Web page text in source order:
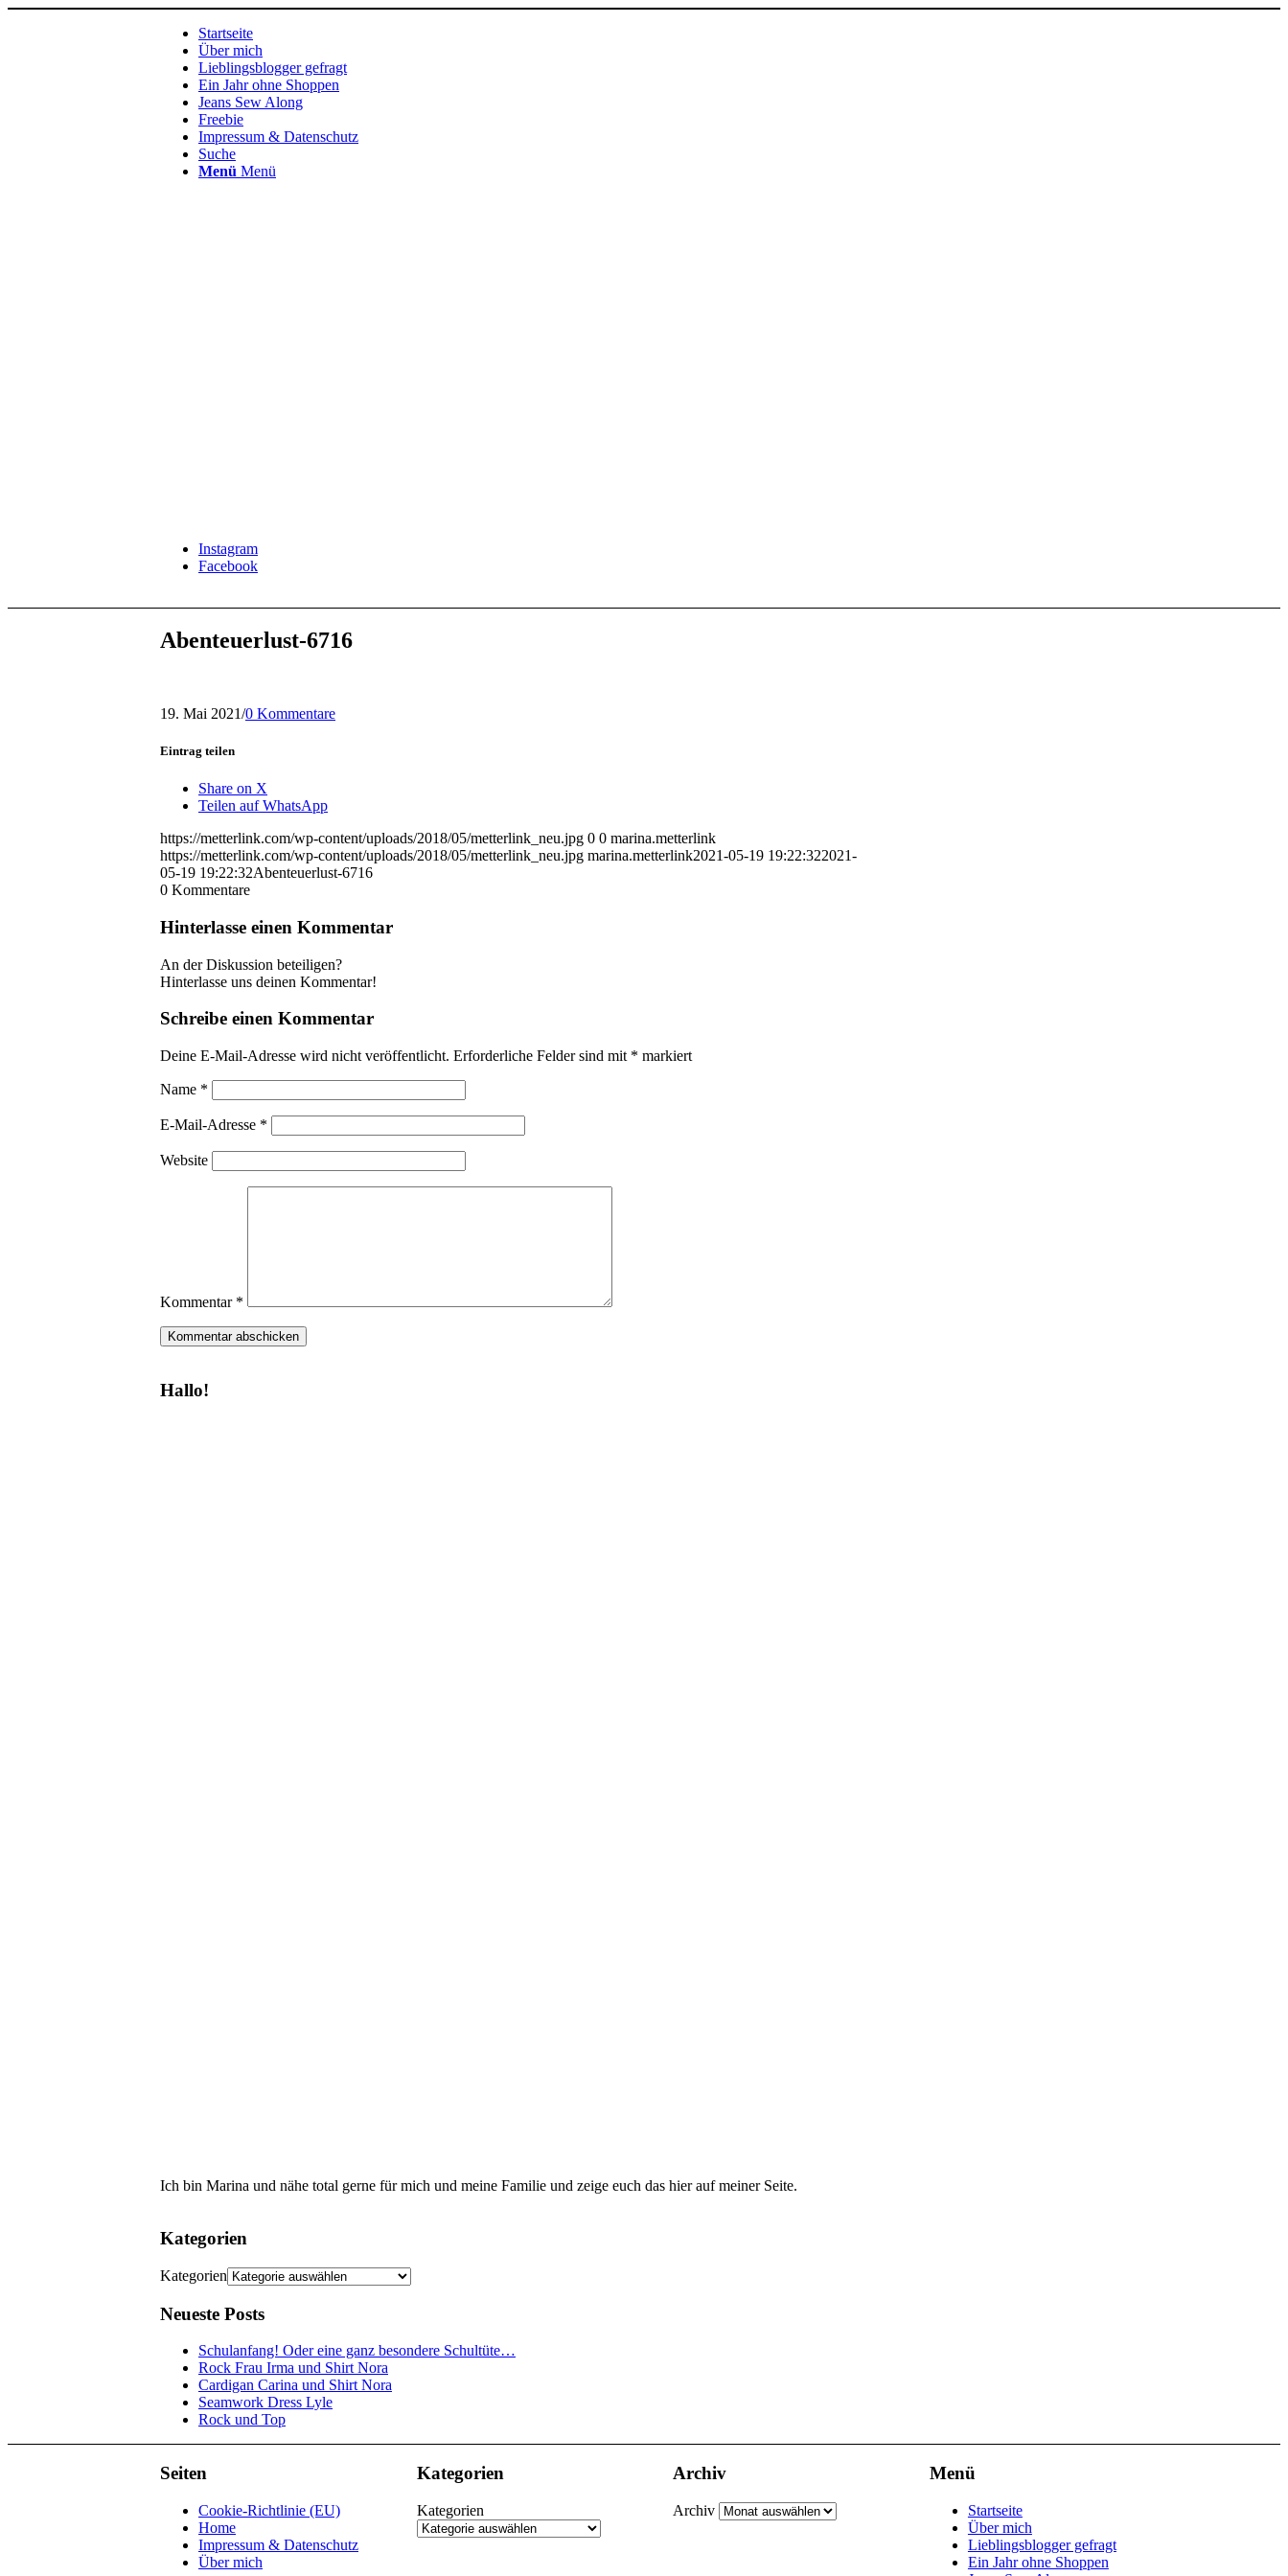
Startseite
Über mich
Lieblingsblogger gefragt
Ein Jahr ohne Shoppen
Jeans Sew Along
Freebie
Impressum & Datenschutz
Suche
Menü Menü
Instagram
Facebook
Abenteuerlust-6716
19. Mai 2021/0 Kommentare
Eintrag teilen
Share on X
Teilen auf WhatsApp
https://metterlink.com/wp-content/uploads/2018/05/metterlink_neu.jpg 0 0 marina.metterlink
https://metterlink.com/wp-content/uploads/2018/05/metterlink_neu.jpg marina.metterlink2021-05-19 19:22:322021-
05-19 19:22:32Abenteuerlust-6716
0 Kommentare
Hinterlasse einen Kommentar
An der Diskussion beteiligen?
Hinterlasse uns deinen Kommentar!
Schreibe einen Kommentar
Deine E-Mail-Adresse wird nicht veröffentlicht. Erforderliche Felder sind mit * markiert
Name *
E-Mail-Adresse *
Website
Kommentar *
Hallo!
Ich bin Marina und nähe total gerne für mich und meine Familie und zeige euch das hier auf meiner Seite.
Kategorien
Kategorien
Neueste Posts
Schulanfang! Oder eine ganz besondere Schultüte…
Rock Frau Irma und Shirt Nora
Cardigan Carina und Shirt Nora
Seamwork Dress Lyle
Rock und Top
Seiten
Cookie-Richtlinie (EU)
Home
Impressum & Datenschutz
Über mich
Kategorien
Kategorien
Archiv
Archiv
Menü
Startseite
Über mich
Lieblingsblogger gefragt
Ein Jahr ohne Shoppen